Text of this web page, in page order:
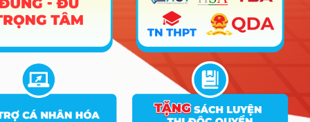
Ngôn ngữ Trung Quốc
X78
18 20
4 Ngôn ngữ Nhật
C00; D01;
D06; D14;
18 18 18
C00; D01;
DD2; D14;
D15; D66;
X78